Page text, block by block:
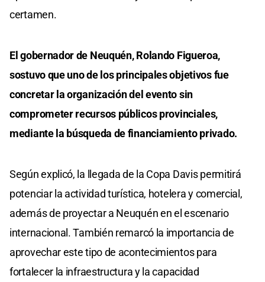
certamen.
El gobernador de Neuquén, Rolando Figueroa,
sostuvo que uno de los principales objetivos fue
concretar la organización del evento sin
comprometer recursos públicos provinciales,
mediante la búsqueda de financiamiento privado.
Según explicó, la llegada de la Copa Davis permitirá
potenciar la actividad turística, hotelera y comercial,
además de proyectar a Neuquén en el escenario
internacional. También remarcó la importancia de
aprovechar este tipo de acontecimientos para
fortalecer la infraestructura y la capacidad